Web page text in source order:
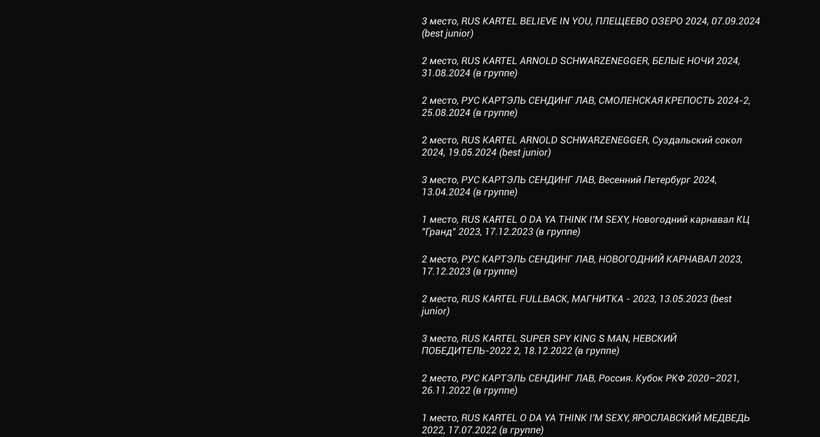
3 место, RUS KARTEL BELIEVE IN YOU, ПЛЕЩЕЕВО ОЗЕРО 2024, 07.09.2024
(best junior)
2 место, RUS KARTEL ARNOLD SCHWARZENEGGER, БЕЛЫЕ НОЧИ 2024,
31.08.2024 (в группе)
2 место, РУС КАРТЭЛЬ СЕНДИНГ ЛАВ, СМОЛЕНСКАЯ КРЕПОСТЬ 2024-2,
25.08.2024 (в группе)
2 место, RUS KARTEL ARNOLD SCHWARZENEGGER, Суздальский сокол
2024, 19.05.2024 (best junior)
3 место, РУС КАРТЭЛЬ СЕНДИНГ ЛАВ, Весенний Петербург 2024,
13.04.2024 (в группе)
1 место, RUS KARTEL O DA YA THINK I'M SEXY, Новогодний карнавал КЦ
"Гранд" 2023, 17.12.2023 (в группе)
2 место, РУС КАРТЭЛЬ СЕНДИНГ ЛАВ, НОВОГОДНИЙ КАРНАВАЛ 2023,
17.12.2023 (в группе)
2 место, RUS KARTEL FULLBACK, МАГНИТКА - 2023, 13.05.2023 (best
junior)
3 место, RUS KARTEL SUPER SPY KING S MAN, НЕВСКИЙ
ПОБЕДИТЕЛЬ-2022 2, 18.12.2022 (в группе)
2 место, РУС КАРТЭЛЬ СЕНДИНГ ЛАВ, Россия. Кубок РКФ 2020–2021,
26.11.2022 (в группе)
1 место, RUS KARTEL O DA YA THINK I'M SEXY, ЯРОСЛАВСКИЙ МЕДВЕДЬ
2022, 17.07.2022 (в группе)